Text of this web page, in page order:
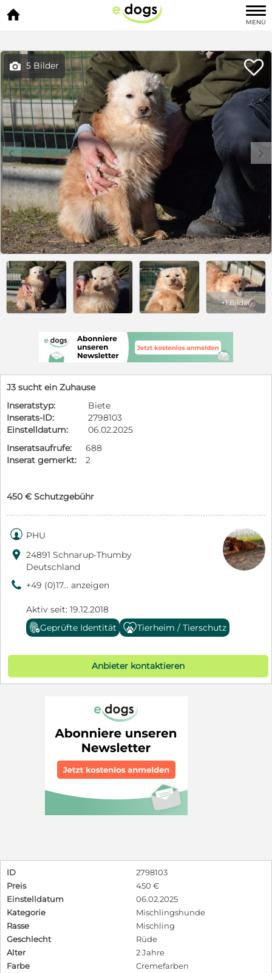

MENÜ
 5 Bilder 
c d
+1 Bilder
J3 sucht ein Zuhause
Inseratstyp:
Biete
Inserats-ID:
2798103
Einstelldatum:
06.02.2025
Inseratsaufrufe:
688
Inserat gemerkt:
2
450 € Schutzgebühr
 PHU
 24891 Schnarup-Thumby
Deutschland
9 +49 (0)17... anzeigen
Aktiv seit: 19.12.2018
Geprüfte Identität
Tierheim / Tierschutz
Anbieter kontaktieren
ID
2798103
Preis
450 €
Einstelldatum
06.02.2025
Kategorie
Mischlingshunde
Rasse
Mischling
Geschlecht
Rüde
Alter
2 Jahre
Farbe
Cremefarben